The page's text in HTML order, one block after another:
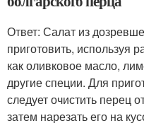
Ответ: Салат из
приготовить, используя
как оливковое масло,
другие специи. Для
следует очистить перец
затем нарезать его на